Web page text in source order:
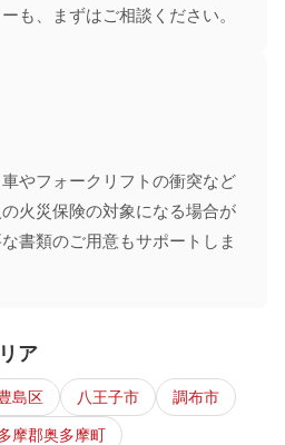
も、まずはご相談ください。
やフォークリフトの衝突など
火災保険の対象になる場合が
書類のご用意もサポートしま
ア
島区 八王子市
調布市
摩郡奥多摩町